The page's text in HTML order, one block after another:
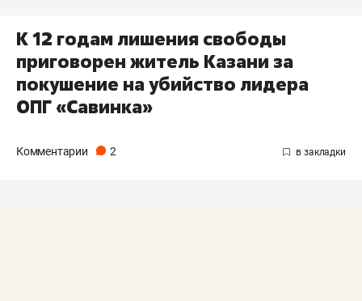
К 12 годам лишения свободы
приговорен житель Казани за
покушение на убийство лидера
ОПГ «Савинка»
Комментарии 2